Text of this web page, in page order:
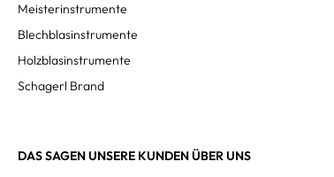
Meisterinstrumente
Blechblasinstrumente
Holzblasinstrumente
Schagerl Brand
DAS SAGEN UNSERE KUNDEN ÜBER UNS